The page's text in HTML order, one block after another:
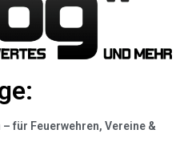
für Feuerwehren, Vereine &